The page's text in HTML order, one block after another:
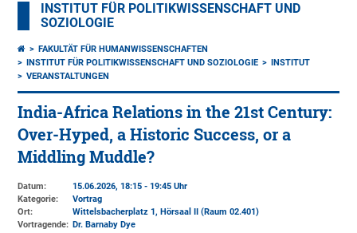
INSTITUT FÜR POLITIKWISSENSCHAFT UND
SOZIOLOGIE
FAKULTÄT FÜR HUMANWISSENSCHAFTEN
INSTITUT FÜR POLITIKWISSENSCHAFT UND SOZIOLOGIE
INSTITUT
VERANSTALTUNGEN
India-Africa Relations in the 21st Century:
Over-Hyped, a Historic Success, or a
Middling Muddle?
Datum:
15.06.2026, 18:15 - 19:45 Uhr
Kategorie:
Vortrag
Ort:
Wittelsbacherplatz 1, Hörsaal II (Raum 02.401)
Vortragende: Dr. Barnaby Dye